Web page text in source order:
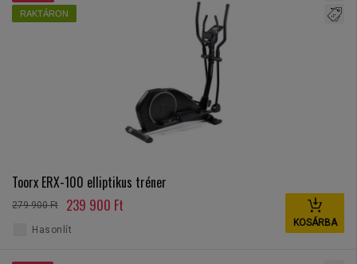
RAKTÁRON
Toorx ERX-100 elliptikus tréner
279 900 Ft 239 900 Ft
KOSÁRBA
Hasonlít